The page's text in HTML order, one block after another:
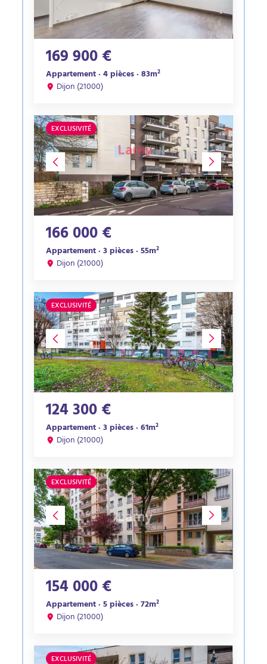
169 900 €
Appartement · 4 pièces · 83m²
Dijon (21000)
EXCLUSIVITÉ
166 000 €
Appartement · 3 pièces · 55m²
Dijon (21000)
EXCLUSIVITÉ
124 300 €
Appartement · 3 pièces · 61m²
Dijon (21000)
EXCLUSIVITÉ
154 000 €
Appartement · 5 pièces · 72m²
Dijon (21000)
EXCLUSIVITÉ